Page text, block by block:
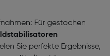
Für gestochen
Sie perfekte Ergebnisse,